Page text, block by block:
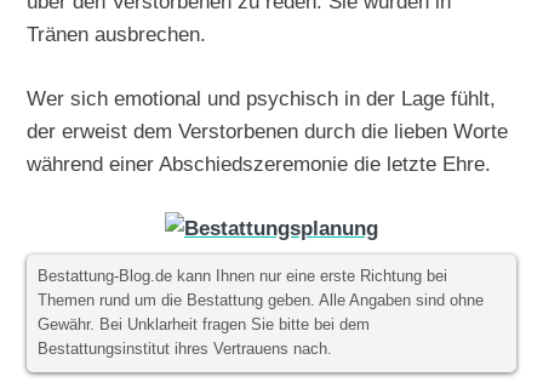
Tränen ausbrechen.
Wer sich emotional und psychisch in der Lage fühlt,
der erweist dem Verstorbenen durch die lieben Worte
während einer Abschiedszeremonie die letzte Ehre.
Bestattung-Blog.de kann Ihnen nur eine erste Richtung bei
Themen rund um die Bestattung geben. Alle Angaben sind ohne
Gewähr. Bei Unklarheit fragen Sie bitte bei dem
Bestattungsinstitut ihres Vertrauens nach.